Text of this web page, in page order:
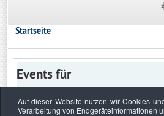
Startseite
Events für
Auf dieser Website nutzen wir Cookies
Verarbeitung von Endgeräteinformationen